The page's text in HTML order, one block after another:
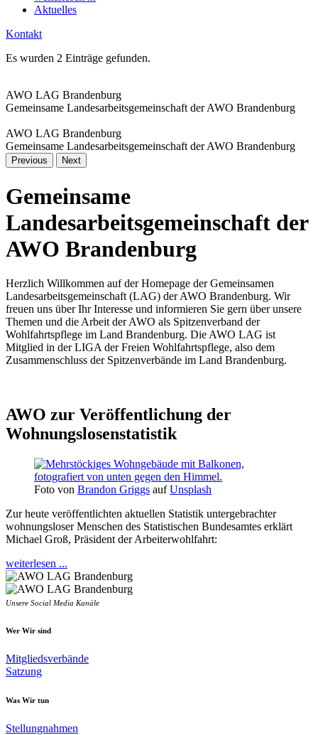
Aktuelles
Kontakt
Es wurden 2 Einträge gefunden.
AWO LAG Brandenburg
Gemeinsame Landesarbeitsgemeinschaft der AWO Brandenburg
AWO LAG Brandenburg
Gemeinsame Landesarbeitsgemeinschaft der AWO Brandenburg
Previous Next
Gemeinsame
Landesarbeitsgemeinschaft der
AWO Brandenburg
Herzlich Willkommen auf der Homepage der Gemeinsamen
Landesarbeitsgemeinschaft (LAG) der AWO Brandenburg. Wir
freuen uns über Ihr Interesse und informieren Sie gern über unsere
Themen und die Arbeit der AWO als Spitzenverband der
Wohlfahrtspflege im Land Brandenburg. Die AWO LAG ist
Mitglied in der LIGA der Freien Wohlfahrtspflege, also dem
Zusammenschluss der Spitzenverbände im Land Brandenburg.
AWO zur Veröffentlichung der
Wohnungslosenstatistik
Foto von Brandon Griggs aufUnsplash
Zur heute veröffentlichten aktuellen Statistik untergebrachter
wohnungsloser Menschen des Statistischen Bundesamtes erklärt
Michael Groß, Präsident der Arbeiterwohlfahrt:
weiterlesen ...
Unsere Social Media Kanäle
Wer Wir sind
Mitgliedsverbände
Satzung
Was Wir tun
Stellungnahmen